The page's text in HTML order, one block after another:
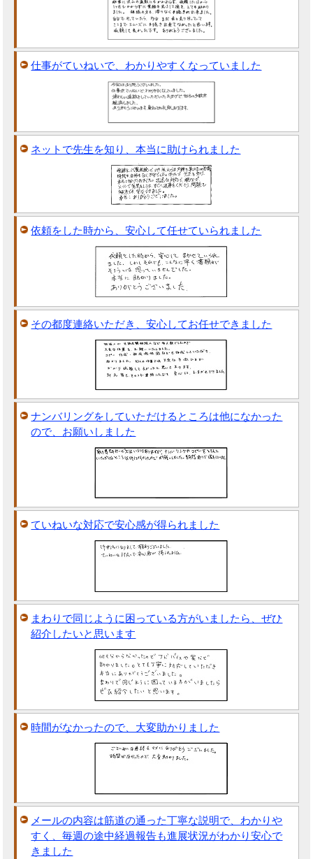
仕事がていねいで、わかりやすくなっていました
ネットで先生を知り、本当に助けられました
依頼をした時から、安心して任せていられました
その都度連絡いただき、安心してお任せできました
ナンバリングをしていただけるところは他になかった
ので、お願いしました
ていねいな対応で安心感が得られました
まわりで同じように困っている方がいましたら、ぜひ
紹介したいと思います
時間がなかったので、大変助かりました
メールの内容は筋道の通った丁寧な説明で、わかりや
すく、毎週の途中経過報告も進展状況がわかり安心で
きました